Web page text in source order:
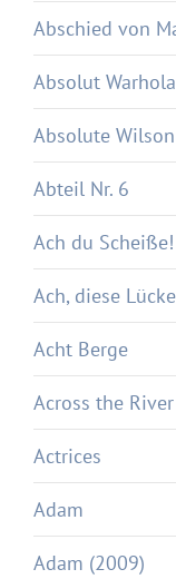
Abschied von
Absolut Warhola
Absolute Wilson
Abteil Nr. 6
Ach du Scheiße!
Ach, diese
Acht Berge
Across the River
Actrices
Adam
Adam (2009)